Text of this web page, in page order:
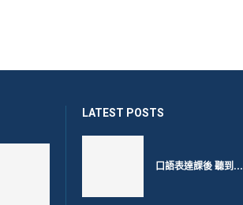
LATEST POSTS
口語表達課後 聽到...